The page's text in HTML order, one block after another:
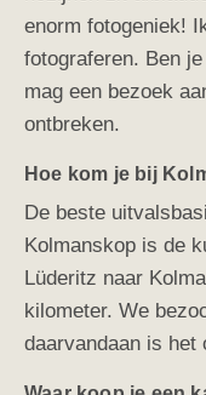
enorm fotogeniek!
fotograferen. Ben
mag een bezoek
ontbreken.
Hoe kom je bij
De beste
Kolmanskop is de
Lüderitz naar
kilometer. We
daarvandaan is het